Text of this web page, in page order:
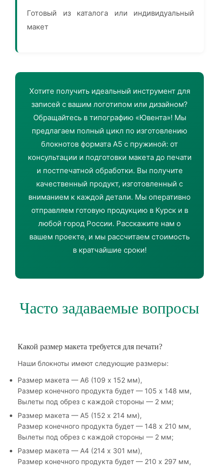
Готовый из каталога или индивидуальный
макет
Хотите получить идеальный инструмент для
записей с вашим логотипом или дизайном?
Обращайтесь в типографию «Ювента»! Мы
предлагаем полный цикл по изготовлению
блокнотов формата А5 с пружиной: от
консультации и подготовки макета до печати
и постпечатной обработки. Вы получите
качественный продукт, изготовленный с
вниманием к каждой детали. Мы оперативно
отправляем готовую продукцию в Курск и в
любой город России. Расскажите нам о
вашем проекте, и мы рассчитаем стоимость
в кратчайшие сроки!
Часто задаваемые вопросы
Какой размер макета требуется для печати?
Наши блокноты имеют следующие размеры:
Размер макета — А6 (109 х 152 мм),
Размер конечного продукта будет — 105 х 148 мм,
Вылеты под обрез с каждой стороны — 2 мм;
Размер макета — А5 (152 х 214 мм),
Размер конечного продукта будет — 148 х 210 мм,
Вылеты под обрез с каждой стороны — 2 мм;
Размер макета — А4 (214 х 301 мм),
Размер конечного продукта будет — 210 х 297 мм,